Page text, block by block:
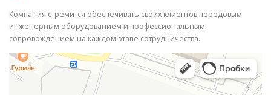
Компания стремится обеспечивать своих клиентов передовым
инженерным оборудованием и профессиональным
сопровождением на каждом этапе сотрудничества.